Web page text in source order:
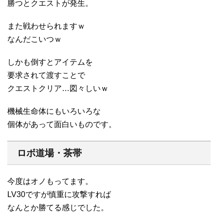
勝つとクエストが発生。
また戦わせられますｗ
なんだこいつｗ
しかも倒すとアイテムを
要求されて渡すことで
クエストクリア…図々しいｗ
機械生命体にもいろいろな
個体があって面白いものです。
ロボ道場・茶帯
今度はオノもってます。
LV30ですが慎重に攻撃すれば
なんとか勝てる感じでした。